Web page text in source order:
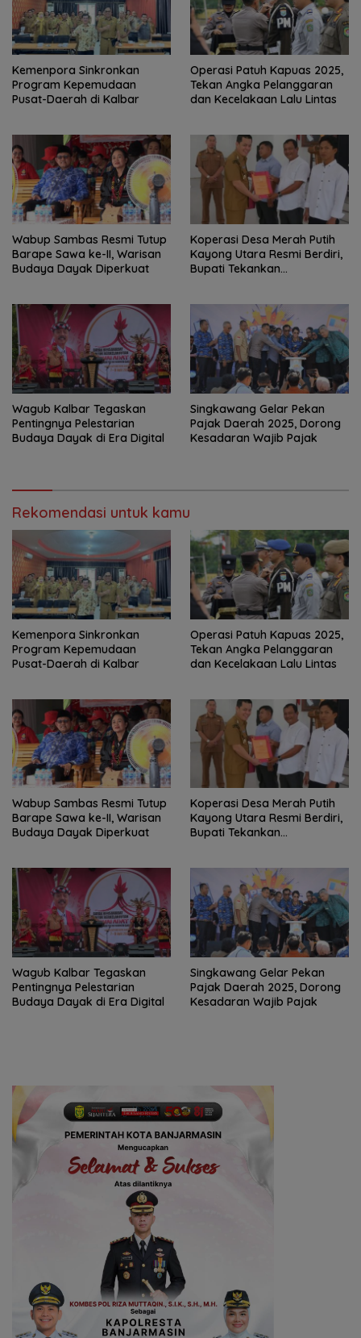
Kemenpora Sinkronkan
Program Kepemudaan
Pusat-Daerah di Kalbar
Operasi Patuh Kapuas 2025,
Tekan Angka Pelanggaran
dan Kecelakaan Lalu Lintas
Wabup Sambas Resmi Tutup
Barape Sawa ke-II, Warisan
Budaya Dayak Diperkuat
Koperasi Desa Merah Putih
Kayong Utara Resmi Berdiri,
Bupati Tekankan
Wagub Kalbar Tegaskan
Pentingnya Pelestarian
Budaya Dayak di Era Digital
Singkawang Gelar Pekan
Pajak Daerah 2025, Dorong
Kesadaran Wajib Pajak
Rekomendasi untuk kamu
Kemenpora Sinkronkan
Program Kepemudaan
Pusat-Daerah di Kalbar
Operasi Patuh Kapuas 2025,
Tekan Angka Pelanggaran
dan Kecelakaan Lalu Lintas
Wabup Sambas Resmi Tutup
Barape Sawa ke-II, Warisan
Budaya Dayak Diperkuat
Koperasi Desa Merah Putih
Kayong Utara Resmi Berdiri,
Bupati Tekankan
Wagub Kalbar Tegaskan
Pentingnya Pelestarian
Budaya Dayak di Era Digital
Singkawang Gelar Pekan
Pajak Daerah 2025, Dorong
Kesadaran Wajib Pajak